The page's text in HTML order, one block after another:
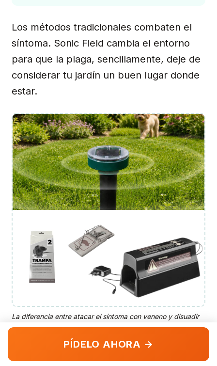
Los métodos tradicionales combaten el
síntoma. Sonic Field cambia el entorno
para que la plaga, sencillamente, deje de
considerar tu jardín un buen lugar donde
estar.
La diferencia entre atacar el síntoma con veneno y disuadir
de forma permanente sin químicos.
PÍDELO AHORA →